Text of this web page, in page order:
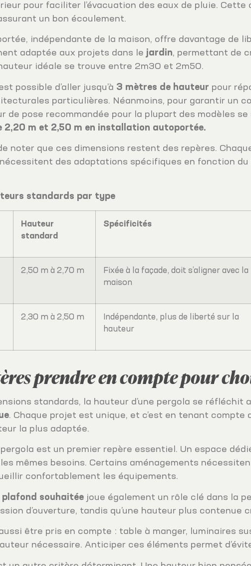
pour faciliter l’évacuation des eaux de pluie.
un bon écoulement.
indépendante de la maison, offre davantage de
adaptée aux projets dans le jardin, permettant de
idéale se trouve entre 2m30 et 2m50.
possible d’aller jusqu’à 3 mètres de hauteur pour
particulières. Néanmoins, pour garantir un
de pose recommandée pour la plupart des modèles
2,20 m et 2,50 m en installation autoportée.
noter que ces dimensions restent des repères.
des adaptations spécifiques en fonction
standards par type
Hauteur
standard
Spécificités
2,50 m à 2,70 m
Fixée à la façade, doit s’aligner avec la
maison
2,30 m à 2,50 m
Indépendante, plus de liberté sur la
hauteur
prendre en compte pour
standards, la hauteur d’une pergola se
. Chaque projet est unique, et c’est en tenant
la plus adaptée.
est un premier repère essentiel. Un espace
les mêmes besoins. Certains aménagements
confortablement les équipements.
plafond souhaitée joue également un rôle clé dans la
d’ouverture, tandis qu’une hauteur plus
être pris en compte : table à manger, luminaires
nécessaire. Anticiper ces éléments permet